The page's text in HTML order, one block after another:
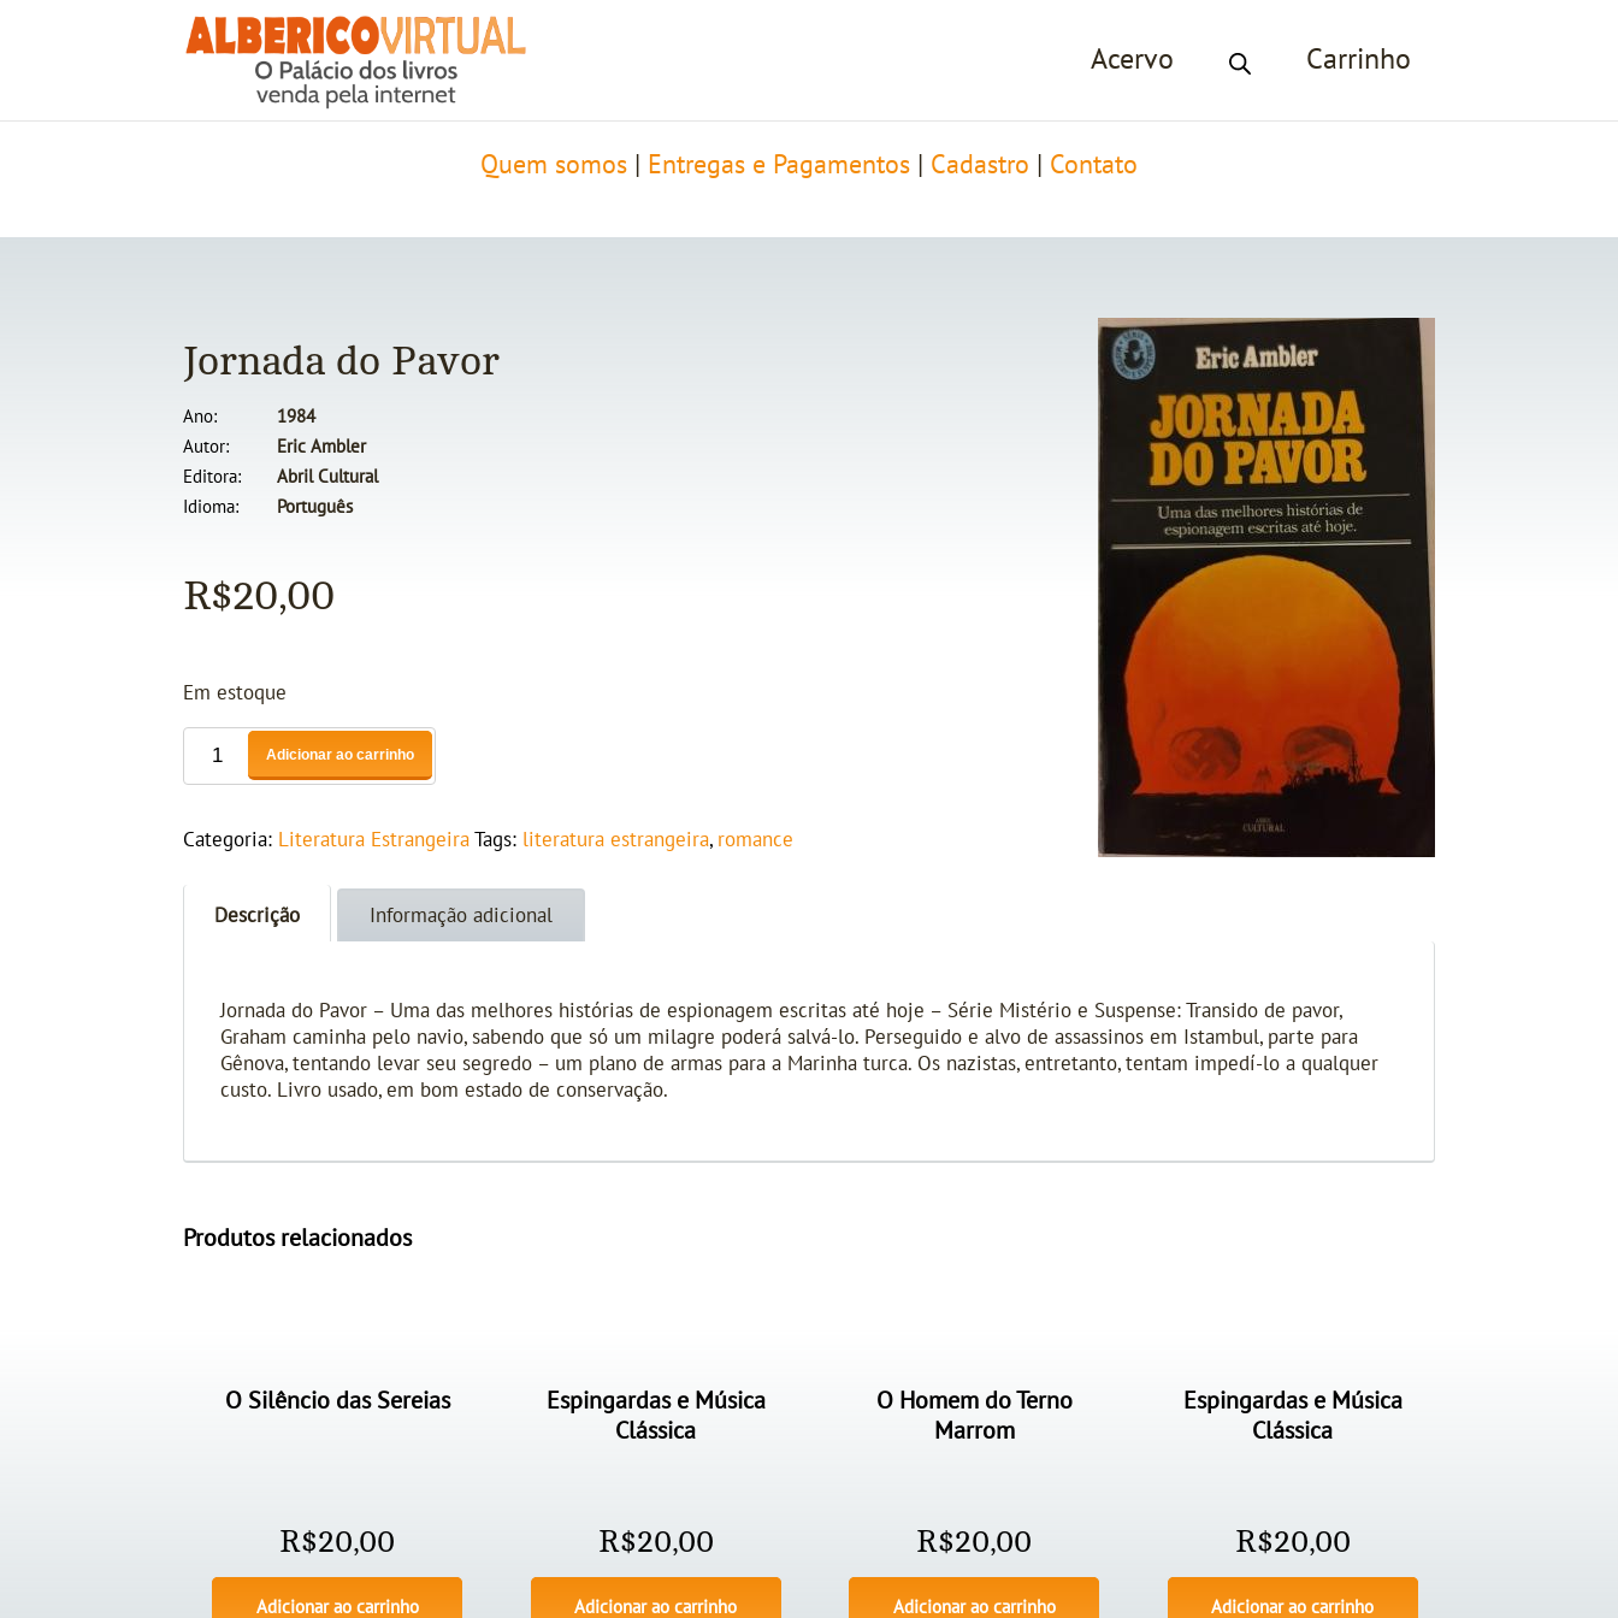
Acervo Carrinho
Quem somos Entregas e Pagamentos Cadastro Contato
Jornada do Pavor
Ano
1984
Autor
Eric Ambler
Editora
Abril Cultural
Idioma
Português
R$20,00
Em estoque
Adicionar ao carrinho
Categoria: Literatura Estrangeira Tags: literatura estrangeira, romance
Descrição Informação adicional
Jornada do Pavor – Uma das melhores histórias de espionagem escritas até hoje – Série Mistério e Suspense: Transido de pavor,
Graham caminha pelo navio, sabendo que só um milagre poderá salvá-lo. Perseguido e alvo de assassinos em Istambul, parte para
Gênova, tentando levar seu segredo – um plano de armas para a Marinha turca. Os nazistas, entretanto, tentam impedí-lo a qualquer
custo. Livro usado, em bom estado de conservação.
Produtos relacionados
O Silêncio das Sereias
R$20,00
Adicionar ao carrinho
Espingardas e Música
Clássica
R$20,00
Adicionar ao carrinho
O Homem do Terno
Marrom
R$20,00
Adicionar ao carrinho
Espingardas e Música
Clássica
R$20,00
Adicionar ao carrinho